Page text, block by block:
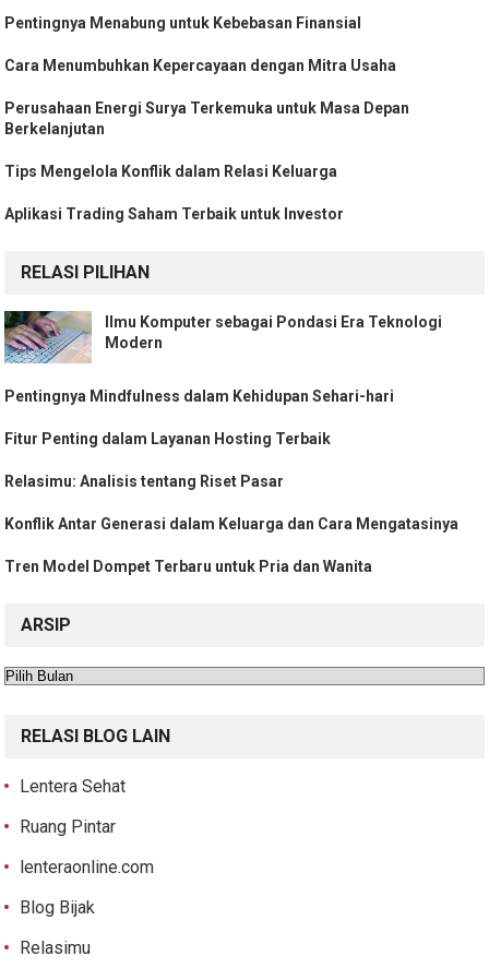
Pentingnya Menabung untuk Kebebasan Finansial
Cara Menumbuhkan Kepercayaan dengan Mitra Usaha
Perusahaan Energi Surya Terkemuka untuk Masa Depan
Berkelanjutan
Tips Mengelola Konflik dalam Relasi Keluarga
Aplikasi Trading Saham Terbaik untuk Investor
RELASI PILIHAN
Ilmu Komputer sebagai Pondasi Era Teknologi
Modern
Pentingnya Mindfulness dalam Kehidupan Sehari-hari
Fitur Penting dalam Layanan Hosting Terbaik
Relasimu: Analisis tentang Riset Pasar
Konflik Antar Generasi dalam Keluarga dan Cara Mengatasinya
Tren Model Dompet Terbaru untuk Pria dan Wanita
ARSIP
Arsip
RELASI BLOG LAIN
Lentera Sehat
Ruang Pintar
lenteraonline.com
Blog Bijak
Relasimu